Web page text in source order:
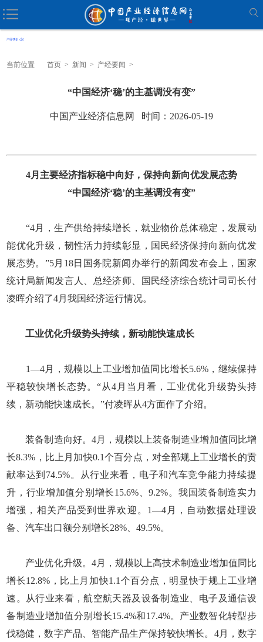
当前位置 首页 > 新闻 > 产经要闻 >
“中国经济‘稳’的主基调没有变”
中国产业经济信息网 时间：2026-05-19
4月主要经济指标稳中向好，保持向新向优发展态势
“中国经济‘稳’的主基调没有变”
“4月，生产供给持续增长，就业物价总体稳定，发展动
能优化升级，韧性活力持续彰显，国民经济保持向新向优发
展态势。”5月18日国务院新闻办举行的新闻发布会上，国家
统计局新闻发言人、总经济师、国民经济综合统计司司长付
凌晖介绍了4月我国经济运行情况。
工业优化升级势头持续，新动能快速成长
1—4月，规模以上工业增加值同比增长5.6%，继续保持
平稳较快增长态势。“从4月当月看，工业优化升级势头持
续，新动能快速成长。”付凌晖从4方面作了介绍。
装备制造向好。4月，规模以上装备制造业增加值同比增
长8.3%，比上月加快0.1个百分点，对全部规上工业增长的贡
献率达到74.5%。从行业来看，电子和汽车竞争能力持续提
升，行业增加值分别增长15.6%、9.2%。我国装备制造实力
增强，相关产品受到世界欢迎。1—4月，自动数据处理设
备、汽车出口额分别增长28%、49.5%。
产业优化升级。4月，规模以上高技术制造业增加值同比
增长12.8%，比上月加快1.1个百分点，明显快于规上工业增
速。从行业来看，航空航天器及设备制造业、电子及通信设
备制造业增加值分别增长15.4%和17.4%。产业数智化转型步
伐稳健，数字产品、智能产品生产保持较快增长。4月，数字